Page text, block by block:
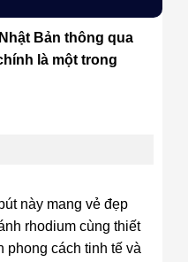
Bản thông qua
là một trong
này mang vẻ đẹp
rhodium cùng thiết
phong cách tinh tế và